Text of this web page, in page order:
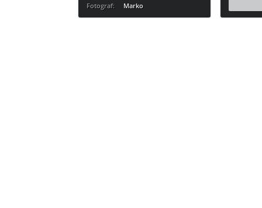
Fotograf:
Marko